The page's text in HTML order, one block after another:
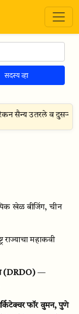
सदस्य व्हा
उतरले व
खेळ बीजिंग, चीन
राज्याचा महाकवी
(DRDO) —
फॉर वुमन, पुणे